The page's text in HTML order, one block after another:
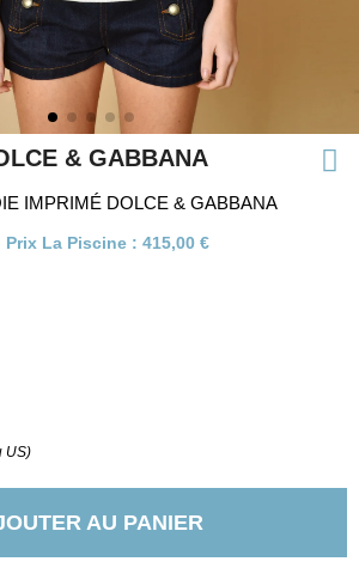
& GABBANA
IMPRIMÉ DOLCE & GABBANA
Prix La Piscine : 415,00 €
US)
AU PANIER